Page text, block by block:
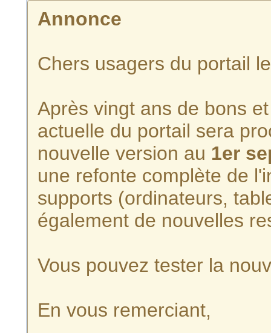
Annonce
Chers usagers du portail
Après vingt ans de bons
actuelle du portail sera
nouvelle version au 1er
une refonte complète de
supports (ordinateurs,
également de nouvelles
Vous pouvez tester la
En vous remerciant,